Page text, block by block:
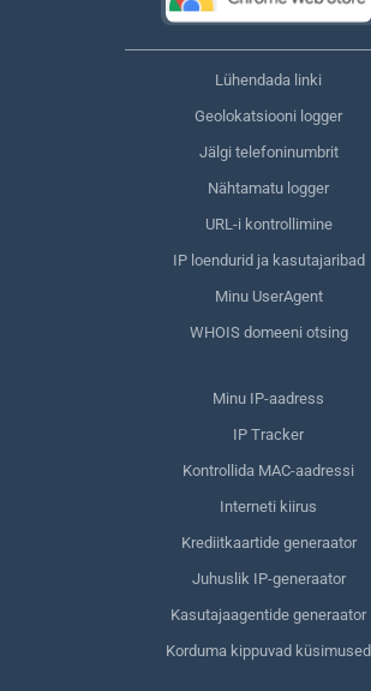
Lühendada linki
Geolokatsiooni logger
Jälgi telefoninumbrit
Nähtamatu logger
URL-i kontrollimine
IP loendurid ja kasutajaribad
Minu UserAgent
WHOIS domeeni otsing
Minu IP-aadress
IP Tracker
Kontrollida MAC-aadressi
Interneti kiirus
Krediitkaartide generaator
Juhuslik IP-generaator
Kasutajaagentide generaator
Korduma kippuvad küsimused